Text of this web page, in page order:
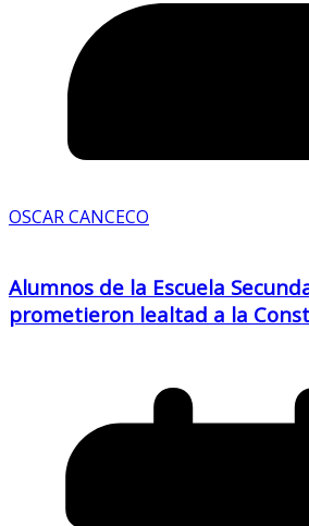
OSCAR CANCECO
Alumnos de la Escuela
prometieron lealtad a la